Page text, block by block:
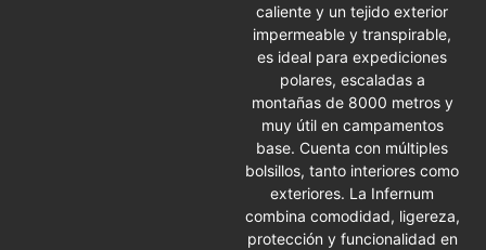
caliente y un tejido exterior
impermeable y transpirable,
es ideal para expediciones
polares, escaladas a
montañas de 8000 metros y
muy útil en campamentos
base. Cuenta con múltiples
bolsillos, tanto interiores como
exteriores. La Infernum
combina comodidad, ligereza,
protección y funcionalidad en